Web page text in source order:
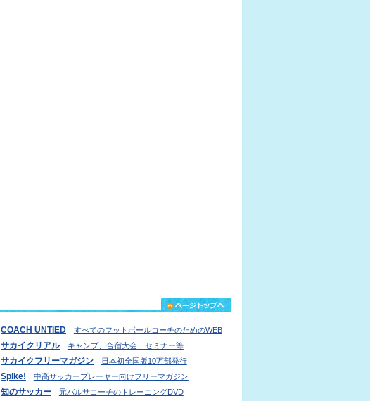
COACH UNTIED すべてのフットボールコーチのためのWEB
サカイクリアル キャンプ、合宿大会、セミナー等
サカイクフリーマガジン 日本初全国版10万部発行
Spike! 中高サッカープレーヤー向けフリーマガジン
知のサッカー 元バルサコーチのトレーニングDVD